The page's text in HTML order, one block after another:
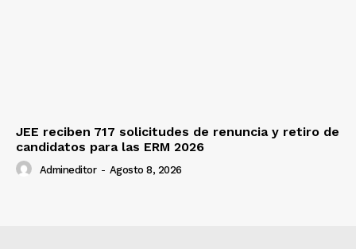
JEE reciben 717 solicitudes de renuncia y retiro de
candidatos para las ERM 2026
Admineditor - Agosto 8, 2026